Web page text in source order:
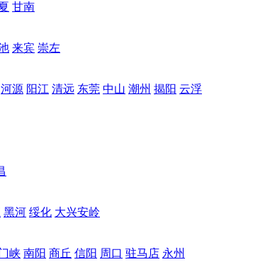
甘南
来宾 崇左
河源 阳江 清远 东莞 中山 潮州 揭阳 云浮
黑河 绥化 大兴安岭
峡 南阳 商丘 信阳 周口 驻马店 永州